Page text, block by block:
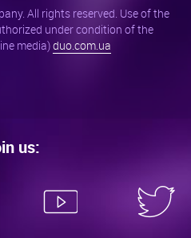
All rights reserved. Use of the
under condition of the
media)duo.com.ua
us: